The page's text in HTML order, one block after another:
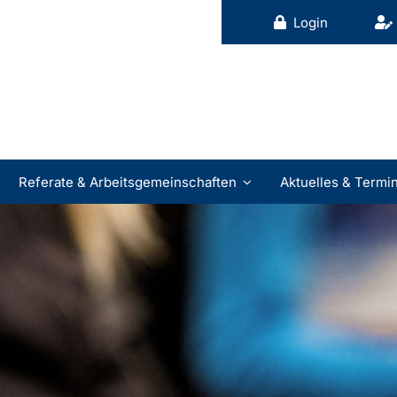
Login
Referate & Arbeitsgemeinschaften Aktuelles &